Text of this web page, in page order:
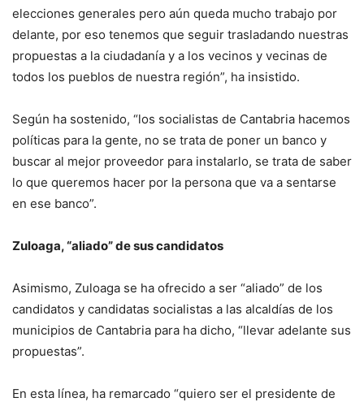
elecciones generales pero aún queda mucho trabajo por
delante, por eso tenemos que seguir trasladando nuestras
propuestas a la ciudadanía y a los vecinos y vecinas de
todos los pueblos de nuestra región”, ha insistido.
Según ha sostenido, “los socialistas de Cantabria hacemos
políticas para la gente, no se trata de poner un banco y
buscar al mejor proveedor para instalarlo, se trata de saber
lo que queremos hacer por la persona que va a sentarse
en ese banco”.
Zuloaga, “aliado” de sus candidatos
Asimismo, Zuloaga se ha ofrecido a ser “aliado” de los
candidatos y candidatas socialistas a las alcaldías de los
municipios de Cantabria para ha dicho, “llevar adelante sus
propuestas”.
En esta línea, ha remarcado “quiero ser el presidente de